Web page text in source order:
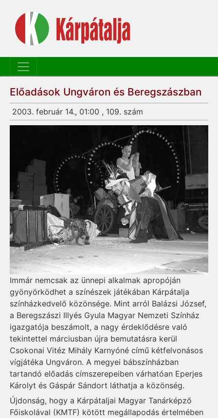
Előadások Ungváron és Beregszászban
2003. február 14., 01:00 , 109. szám
Immár nemcsak az ünnepi alkalmak apropóján
gyönyörködhet a színészek játékában Kárpátalja
színházkedvelő közönsége. Mint arról Balázsi József,
a Beregszászi Illyés Gyula Magyar Nemzeti Színház
igazgatója beszámolt, a nagy érdeklődésre való
tekintettel márciusban újra bemutatásra kerül
Csokonai Vitéz Mihály Karnyóné című kétfelvonásos
vígjátéka Ungváron. A megyei bábszínházban
tartandó előadás címszerepeiben várhatóan Eperjes
Károlyt és Gáspár Sándort láthatja a közönség.
Újdonság, hogy a Kárpátaljai Magyar Tanárképző
Főiskolával (KMTF) kötött megállapodás értelmében